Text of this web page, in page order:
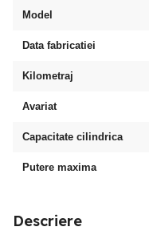
Model
Data fabricatiei
Kilometraj
Avariat
Capacitate cilindrica
Putere maxima
Descriere